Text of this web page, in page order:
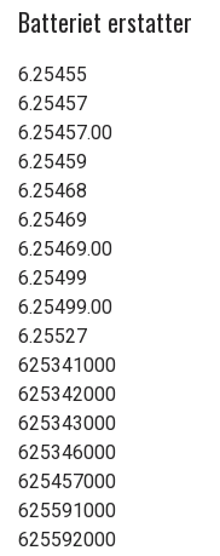
Batteriet erstatter
6.25455
6.25457
6.25457.00
6.25459
6.25468
6.25469
6.25469.00
6.25499
6.25499.00
6.25527
625341000
625342000
625343000
625346000
625457000
625591000
625592000